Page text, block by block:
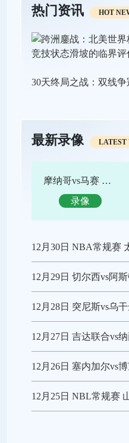
热门资讯 HOT
最新录像 LATEST
摩纳哥vs马赛 全场录像回放
录像
12月30日 NBA常规赛 太阳
12月29日 切尔西vs阿
12月28日 突尼斯vs乌
12月27日 吉达联合vs纳
12月26日 塞内加尔vs博茨
12月25日 NBL常规赛 山东蜜獾 VS